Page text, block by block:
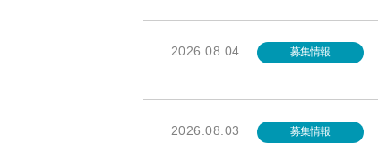
2026.08.04 募集情報
2026.08.03 募集情報